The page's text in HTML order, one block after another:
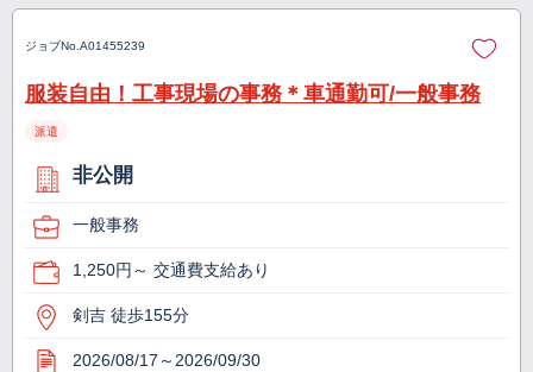
ジョブNo. A01455239
服装自由！工事現場の事務＊車通勤可/一般事務
派遣
非公開
一般事務
1,250円～ 交通費支給あり
剣吉 徒歩155分
2026/08/17～2026/09/30